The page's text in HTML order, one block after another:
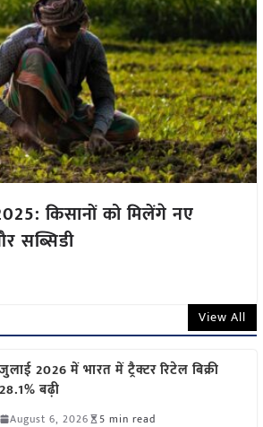
किसानों को मिलेंगे नए
सब्सिडी
View All
2026 में भारत में ट्रैक्टर रिटेल बिक्री
28.1% बढ़ी
August 6, 2026 5 min read